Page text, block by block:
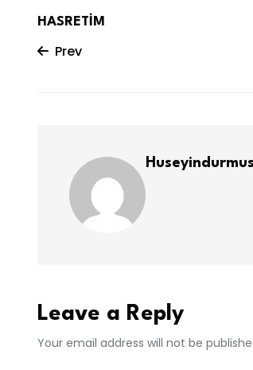
HASRETİM
Prev
Huseyindurmus
Leave a Reply
Your email address will not be